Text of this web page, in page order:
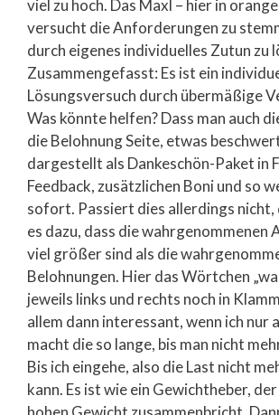
viel zu hoch. Das Maxl – hier in
versucht die Anforderungen zu
durch eigenes individuelles Zutun zu
Zusammengefasst: Es ist ein
Lösungsversuch durch übermäßige
Was könnte helfen? Dass man auch
die Belohnung Seite, etwas
dargestellt als Dankeschön-Paket in
Feedback, zusätzlichen Boni und so
sofort. Passiert dies allerdings nicht,
es dazu, dass die wahrgenommenen
viel größer sind als die
Belohnungen. Hier das Wörtchen
jeweils links und rechts noch in
allem dann interessant, wenn ich nur
macht die so lange, bis man nicht
Bis ich eingehe, also die Last nicht
kann. Es ist wie ein Gewichtheber,